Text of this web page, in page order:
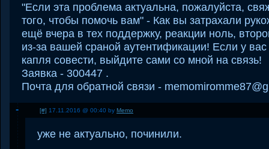
"Если эта проблема актуальна, пожалуйста,
того, чтобы помочь вам" - Как вы затрахали
ещё вчера в тех поддержку, реакции ноль,
из-за вашей сраной аутентификации! Если у
капля совести, выйдите сами со мной на связь!
Заявка - 300447 .
Почта для обратной связи -
[#] 17.11.2016 @ 00:40 by Memo
уже не актуально, починили.